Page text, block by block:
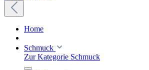
Home
Schmuck
Zur Kategorie Schmuck